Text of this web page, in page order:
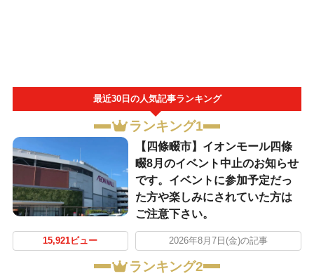
最近30日の人気記事ランキング
ランキング1
【四條畷市】イオンモール四條
畷8月のイベント中止のお知らせ
です。イベントに参加予定だっ
た方や楽しみにされていた方は
ご注意下さい。
15,921ビュー 2026年8月7日(金)の記事
ランキング2